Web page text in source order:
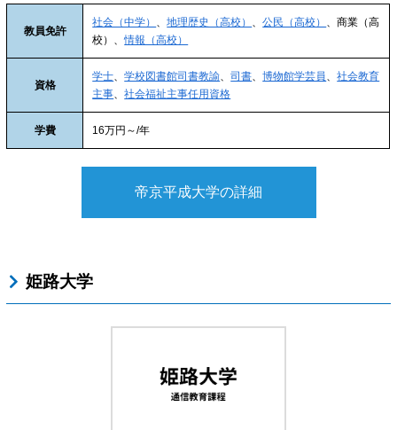
教員免許
社会（中学） 、地理歴史（高校） 、公民（高校） 、商業（高
校）、情報（高校）
資格
学士、学校図書館司書教諭、司書、博物館学芸員、社会教育
主事、社会福祉主事任用資格
学費 16万円～/年
帝京平成大学の詳細
姫路大学